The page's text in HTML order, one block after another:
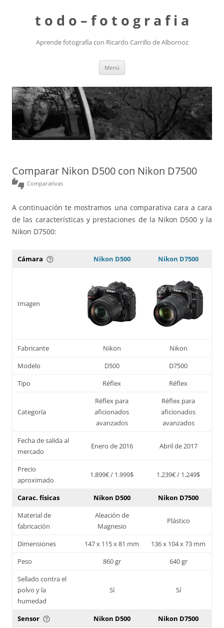
t o d o – f o t o g r a f i a
Aprende fotografía con Ricardo Carrillo de Albornoz
Menú
Comparar Nikon D500 con Nikon D7500
thumbs_up_down Comparativas
A continuación te mostramos una comparativa cara a cara
de las características y prestaciones de la Nikon D500 y la
Nikon D7500:
Cámara help_outline Nikon D500 Nikon D7500
Imagen
Fabricante Nikon
Nikon
Modelo
D500
D7500
Tipo
Réflex Réflex
Categoría
Réflex para
aficionados
avanzados
Réflex para
aficionados
avanzados
Fecha de salida al
mercado
Enero de 2016 Abril de 2017
Precio
aproximado
1.899€ / 1.999$ 1.239€ / 1.249$
Carac. físicas Nikon D500
Nikon D7500
Material de
fabricación
Aleación de
Magnesio
Plástico
Dimensiones 147 x 115 x 81 mm
136 x 104 x 73 mm
Peso
860 gr
640 gr
Sellado contra el
polvo y la
humedad
Sí Sí
Sensor help_outline Nikon D500 Nikon D7500